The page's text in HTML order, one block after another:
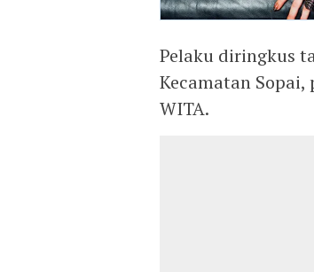
Pelaku diringkus
Kecamatan
WITA.